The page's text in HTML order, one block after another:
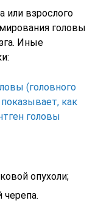
или взрослого
головы
Иные
(головного
показывает, как
головы
опухоли;
черепа.